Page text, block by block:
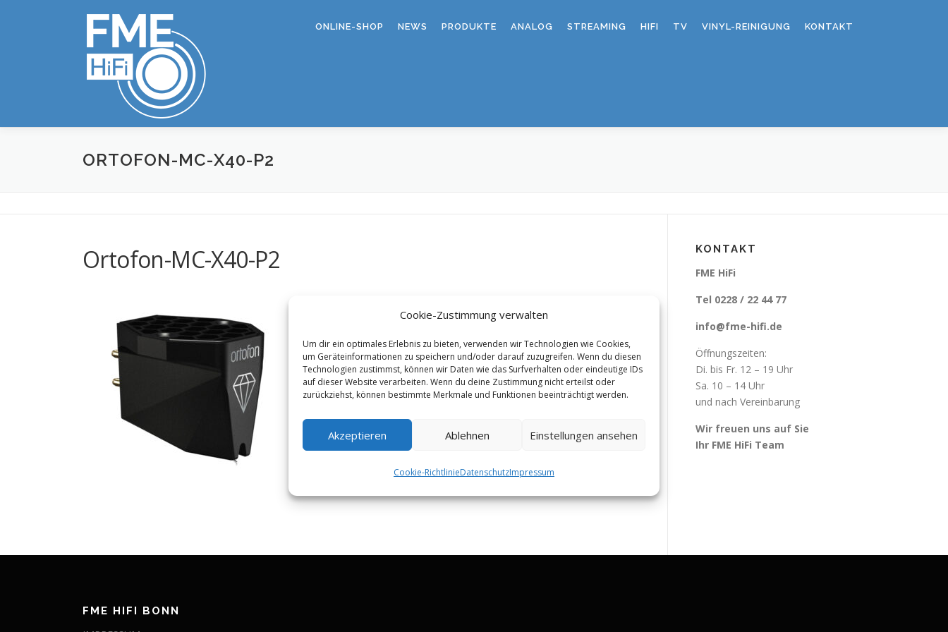
Cookie-Zustimmung verwalten
Um dir ein optimales Erlebnis zu bieten, verwenden wir Technologien wie Cookies,
um Geräteinformationen zu speichern und/oder darauf zuzugreifen. Wenn du diesen
Technologien zustimmst, können wir Daten wie das Surfverhalten oder eindeutige IDs
auf dieser Website verarbeiten. Wenn du deine Zustimmung nicht erteilst oder
zurückziehst, können bestimmte Merkmale und Funktionen beeinträchtigt werden.
Akzeptieren Ablehnen Einstellungen ansehen
Cookie-RichtlinieDatenschutzImpressum
ONLINE-SHOP NEWS PRODUKTE ANALOG STREAMING HIFI TV VINYL-REINIGUNG KONTAKT
ORTOFON-MC-X40-P2
Ortofon-MC-X40-P2 KONTAKT
FME HiFi
Tel 0228 / 22 44 77
info@fme-hifi.de
Öffnungszeiten:
Di. bis Fr. 12 – 19 Uhr
Sa. 10 – 14 Uhr
und nach Vereinbarung
Wir freuen uns auf Sie
Ihr FME HiFi Team
FME HIFI BONN